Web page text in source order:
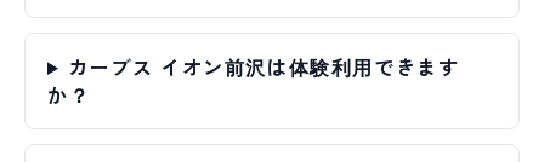
カーブス イオン前沢は体験利用できます
か？